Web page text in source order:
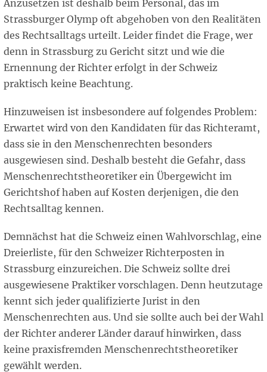
Anzusetzen ist deshalb beim Personal, das im
Strassburger Olymp oft abgehoben von den Realitäten
des Rechtsalltags urteilt. Leider findet die Frage, wer
denn in Strassburg zu Gericht sitzt und wie die
Ernennung der Richter erfolgt in der Schweiz
praktisch keine Beachtung.
Hinzuweisen ist insbesondere auf folgendes Problem:
Erwartet wird von den Kandidaten für das Richteramt,
dass sie in den Menschenrechten besonders
ausgewiesen sind. Deshalb besteht die Gefahr, dass
Menschenrechtstheoretiker ein Übergewicht im
Gerichtshof haben auf Kosten derjenigen, die den
Rechtsalltag kennen.
Demnächst hat die Schweiz einen Wahlvorschlag, eine
Dreierliste, für den Schweizer Richterposten in
Strassburg einzureichen. Die Schweiz sollte drei
ausgewiesene Praktiker vorschlagen. Denn heutzutage
kennt sich jeder qualifizierte Jurist in den
Menschenrechten aus. Und sie sollte auch bei der Wahl
der Richter anderer Länder darauf hinwirken, dass
keine praxisfremden Menschenrechtstheoretiker
gewählt werden.